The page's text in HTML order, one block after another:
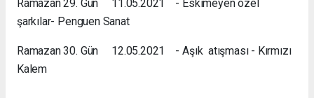
Ramazan 29. Gün 11.05.2021 - Eskimeyen özel
şarkılar- Penguen Sanat
Ramazan 30. Gün 12.05.2021 - Aşık atışması - Kırmızı
Kalem